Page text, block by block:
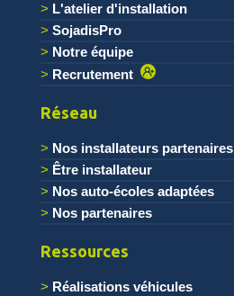
L'atelier d'installation
SojadisPro
Notre équipe
Recrutement
Réseau
Nos installateurs partenaires
Être installateur
Nos auto-écoles adaptées
Nos partenaires
Ressources
Réalisations véhicules